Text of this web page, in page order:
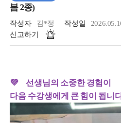
봄 2종)
작성자 김*정 작성일
신고하기
💜 선생님의 소중한 경험이
다음 수강생에게 큰 힘이 됩니